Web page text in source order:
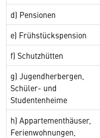
d) Pensionen
e) Frühstückspension
f) Schutzhütten
g) Jugendherbergen,
Schüler- und
Studentenheime
h) Appartementhäuser,
Ferienwohnungen,